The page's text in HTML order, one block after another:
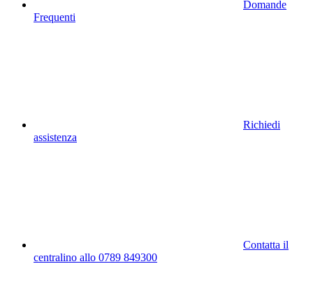
Domande
Frequenti
Richiedi
assistenza
Contatta il
centralino allo 0789 849300